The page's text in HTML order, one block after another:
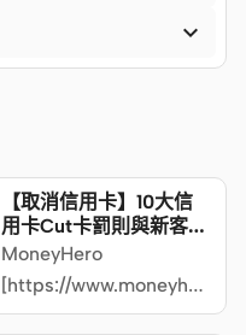

【取消信用卡】10大信
用卡Cut卡罰則與新客戶
定義必知
MoneyHero
[https://
綜合比較Citi Cash Back